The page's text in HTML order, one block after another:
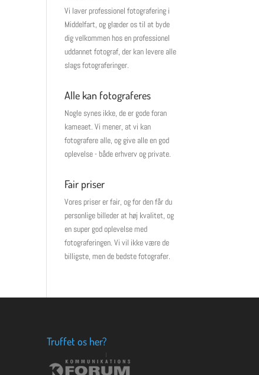
Vi laver professionel fotografering i
Middelfart, og glæder os til at byde
dig velkommen hos en professionel
uddannet fotograf, der kan levere alle
slags fotograferinger.
Alle kan fotograferes
Nogle synes ikke, de er gode foran
kameaet. Vi mener, at vi kan
fotografere alle, og give alle en god
oplevelse - både erhverv og private.
Fair priser
Vores priser er fair, og for den får du
personlige billeder at høj kvalitet, og
en super god oplevelse med
fotograferingen. Vi vil ikke være de
billigste, men de bedste fotografer.
Truffet os her?